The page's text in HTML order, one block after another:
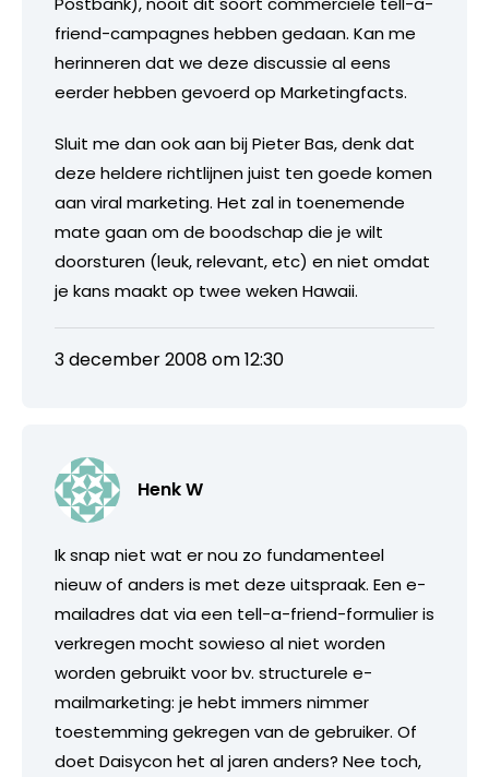
friend-campagnes hebben gedaan. Kan me
herinneren dat we deze discussie al eens
eerder hebben gevoerd op Marketingfacts.
Sluit me dan ook aan bij Pieter Bas, denk dat
deze heldere richtlijnen juist ten goede komen
aan viral marketing. Het zal in toenemende
mate gaan om de boodschap die je wilt
doorsturen (leuk, relevant, etc) en niet omdat
je kans maakt op twee weken Hawaii.
3 december 2008 om 12:30
Henk W
Ik snap niet wat er nou zo fundamenteel
nieuw of anders is met deze uitspraak. Een e-
mailadres dat via een tell-a-friend-formulier is
verkregen mocht sowieso al niet worden
worden gebruikt voor bv. structurele e-
mailmarketing: je hebt immers nimmer
toestemming gekregen van de gebruiker. Of
doet Daisycon het al jaren anders? Nee toch,